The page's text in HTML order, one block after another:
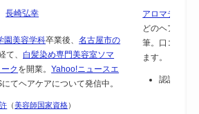
長崎弘幸
園美容学科卒業後、名古屋市の
て、白髪染め専門美容室ソマ
ク を開業。Yahoo!ニュースエ
てヘアケアについて発信中。
（美容師国家資格）
アロマテラピ
どのヘアケア
筆。口コミで
ます。
認証：